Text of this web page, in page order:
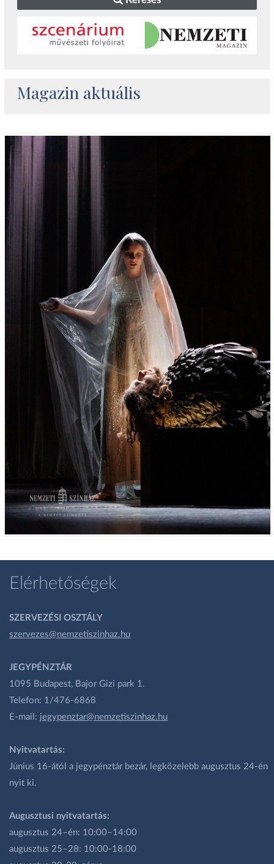
Magazin aktuális
Elérhetőségek
SZERVEZÉSI OSZTÁLY
szervezes@nemzetiszinhaz.hu
JEGYPÉNZTÁR
1095 Budapest, Bajor Gizi park 1.
Telefon: 1/476-6868
E-mail: jegypenztar@nemzetiszinhaz.hu
Nyitvatartás:
Június 16-ától a jegypénztár bezár, legközelebb augusztus 24-én
nyit ki.
Augusztusi nyitvatartás:
augusztus 24–én: 10:00–14:00
augusztus 25–28: 10:00-18:00